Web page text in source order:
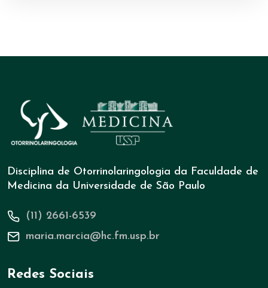
Disciplina de Otorrinolaringologia da Faculdade de
Medicina da Universidade de São Paulo
(11) 2661-6539
maria.marcia@hc.fm.usp.br
Redes Sociais